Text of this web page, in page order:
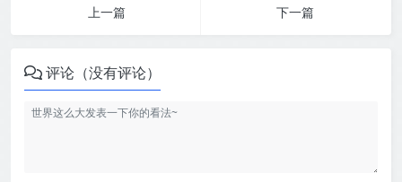
上一篇
下一篇
评论（没有评论）